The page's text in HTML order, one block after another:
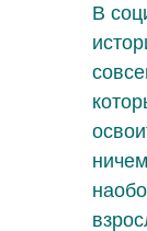
В